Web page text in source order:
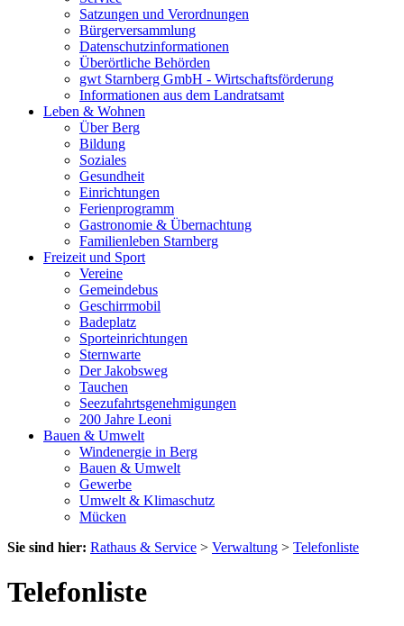
Satzungen und Verordnungen
Bürgerversammlung
Datenschutzinformationen
Überörtliche Behörden
gwt Starnberg GmbH - Wirtschaftsförderung
Informationen aus dem Landratsamt
Leben & Wohnen
Über Berg
Bildung
Soziales
Gesundheit
Einrichtungen
Ferienprogramm
Gastronomie & Übernachtung
Familienleben Starnberg
Freizeit und Sport
Vereine
Gemeindebus
Geschirrmobil
Badeplatz
Sporteinrichtungen
Sternwarte
Der Jakobsweg
Tauchen
Seezufahrtsgenehmigungen
200 Jahre Leoni
Bauen & Umwelt
Windenergie in Berg
Bauen & Umwelt
Gewerbe
Umwelt & Klimaschutz
Mücken
Sie sind hier: Rathaus & Service > Verwaltung > Telefonliste
Telefonliste